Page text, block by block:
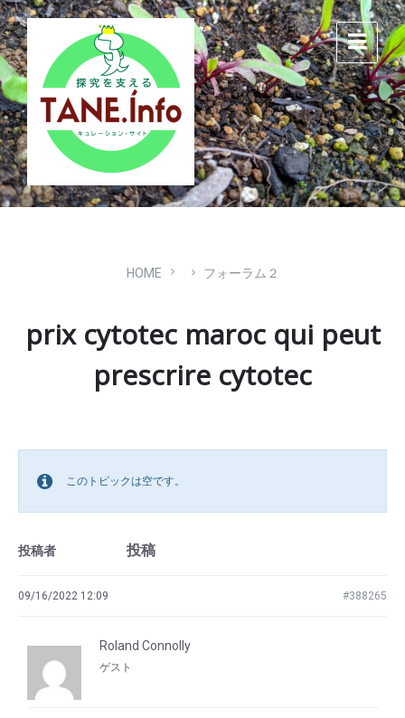
Skip
to
content
Skip
to
main
navigation
Skip
to
footer
HOME フォーラム２
prix cytotec maroc qui peut
prescrire cytotec
このトピックは空です。
投稿者 投稿
09/16/2022 12:09 #388265
Roland Connolly
ゲスト